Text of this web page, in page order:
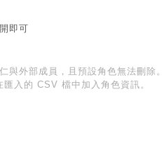
即可
外部成員，且預設角色無法刪除。
入的 CSV 檔中加入角色資訊。